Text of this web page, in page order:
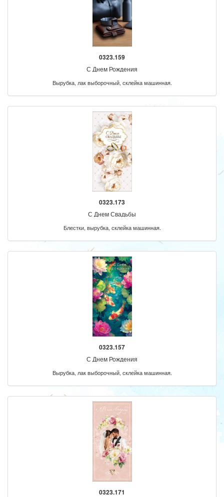
0323.159
С Днем Рождения
Вырубка, лак выборочный, склейка машинная.
0323.173
С Днем Свадьбы
Блестки, вырубка, склейка машинная.
0323.157
С Днем Рождения
Вырубка, лак выборочный, склейка машинная.
0323.171